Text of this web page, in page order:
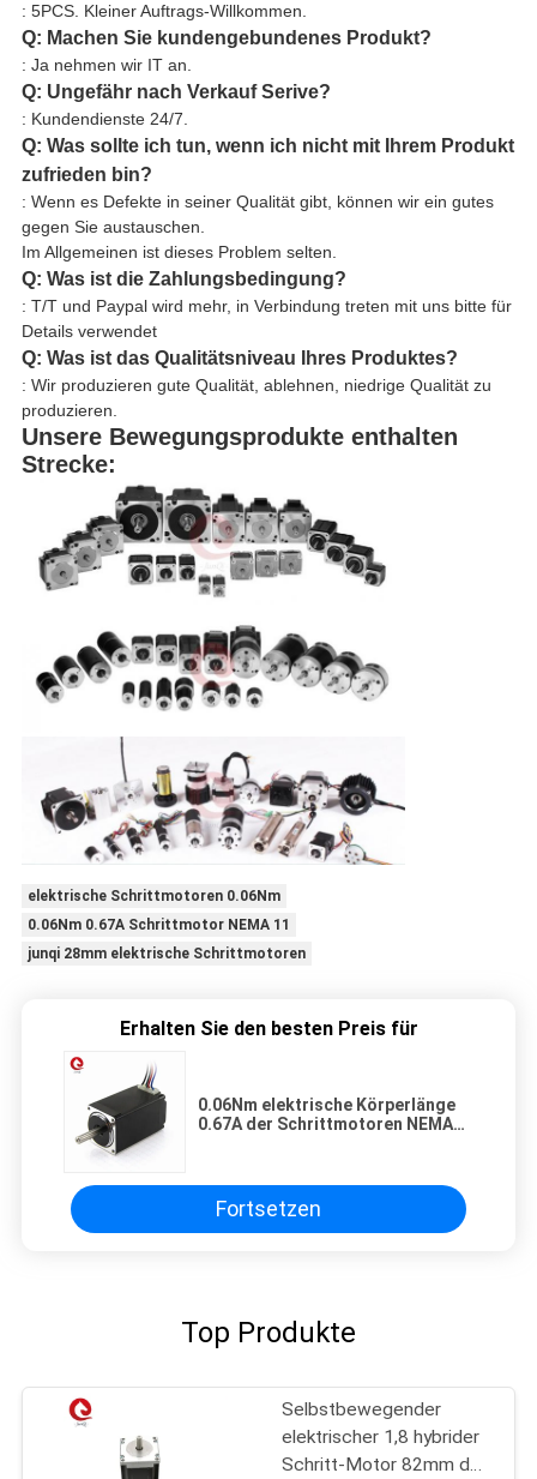
: 5PCS. Kleiner Auftrags-Willkommen.
Q: Machen Sie kundengebundenes Produkt?
: Ja nehmen wir IT an.
Q: Ungefähr nach Verkauf Serive?
: Kundendienste 24/7.
Q: Was sollte ich tun, wenn ich nicht mit Ihrem Produkt
zufrieden bin?
: Wenn es Defekte in seiner Qualität gibt, können wir ein gutes
gegen Sie austauschen.
Im Allgemeinen ist dieses Problem selten.
Q: Was ist die Zahlungsbedingung?
: T/T und Paypal wird mehr, in Verbindung treten mit uns bitte für
Details verwendet
Q: Was ist das Qualitätsniveau Ihres Produktes?
: Wir produzieren gute Qualität, ablehnen, niedrige Qualität zu
produzieren.
Unsere Bewegungsprodukte enthalten
Strecke:
elektrische Schrittmotoren 0.06Nm
0.06Nm 0.67A Schrittmotor NEMA 11
junqi 28mm elektrische Schrittmotoren
Erhalten Sie den besten Preis für
0.06Nm elektrische Körperlänge
0.67A der Schrittmotoren NEMA11
Fortsetzen
Top Produkte
Selbstbewegender
elektrischer 1,8 hybrider
Schritt-Motor 82mm des